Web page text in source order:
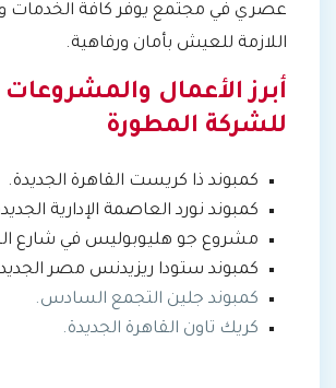
عصري في مجتمع يوفر كافة الخدمات
اللازمة للعيش بأمان ورفاهية.
أبرز الأعمال
للشركة المطورة
كمبوند ذا كريست القاهرة الجديدة.
كمبوند نورد العاصمة الإدارية
مشروع جو هليوبوليس في شارع
كمبوند ستودا ريزيدنس مصر
كمبوند جلين التجمع السادس.
كريك تاون القاهرة الجديدة.